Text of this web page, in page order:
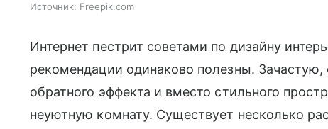
Источник: Freepik.com
Интернет пестрит советами по дизайну
рекомендации одинаково полезны.
обратного эффекта и вместо стильного
неуютную комнату. Существует несколько